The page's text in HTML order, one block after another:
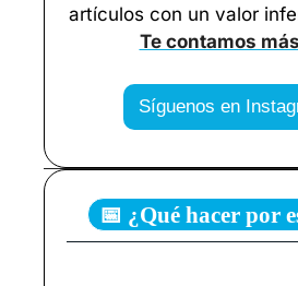
Te contamos
Síguenos en
📅 ¿Qué hacer por